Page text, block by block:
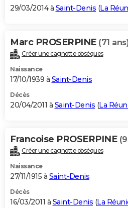
29/03/2014 à Saint-Denis (La
Marc PROSERPINE (71
Créer une cagnotte obsèques
Naissance
17/10/1939 à Saint-Denis
Décès
20/04/2011 à Saint-Denis (La
Francoise PROSERPINE
Créer une cagnotte obsèques
Naissance
27/11/1915 à Saint-Denis
Décès
16/03/2011 à Saint-Denis (La